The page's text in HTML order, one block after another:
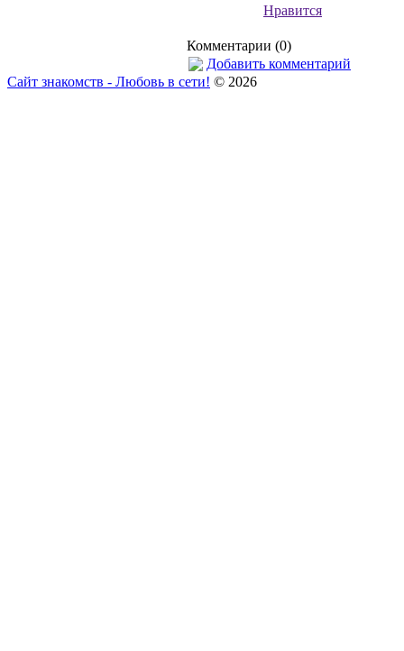
Нравится
Комментарии (0)
Добавить комментарий
Сайт знакомств - Любовь в сети! © 2026